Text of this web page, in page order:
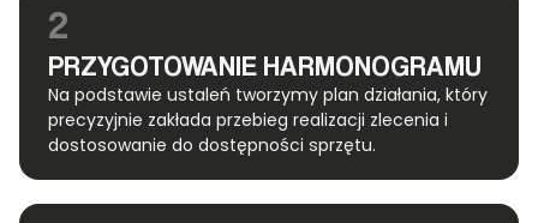
2
PRZYGOTOWANIE HARMONOGRAMU
Na podstawie ustaleń tworzymy plan działania, który
precyzyjnie zakłada przebieg realizacji zlecenia i
dostosowanie do dostępności sprzętu.